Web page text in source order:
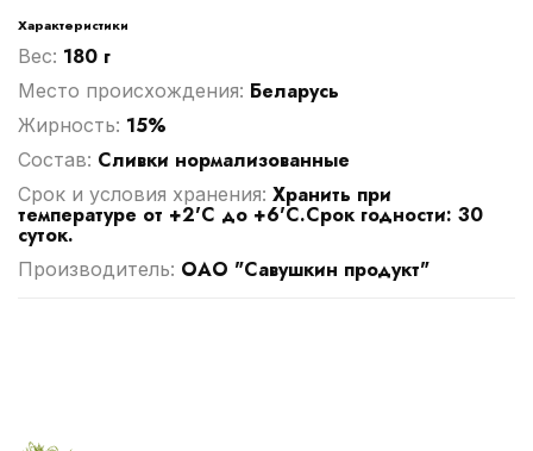
Характеристики
Вес: 180 г
Место происхождения: Беларусь
Жирность: 15%
Cостав: Сливки нормализованные
Срок и условия хранения: Хранить при
температуре от +2'C до +6'С.Срок годности: 30
суток.
Производитель: ОАО "Савушкин продукт"